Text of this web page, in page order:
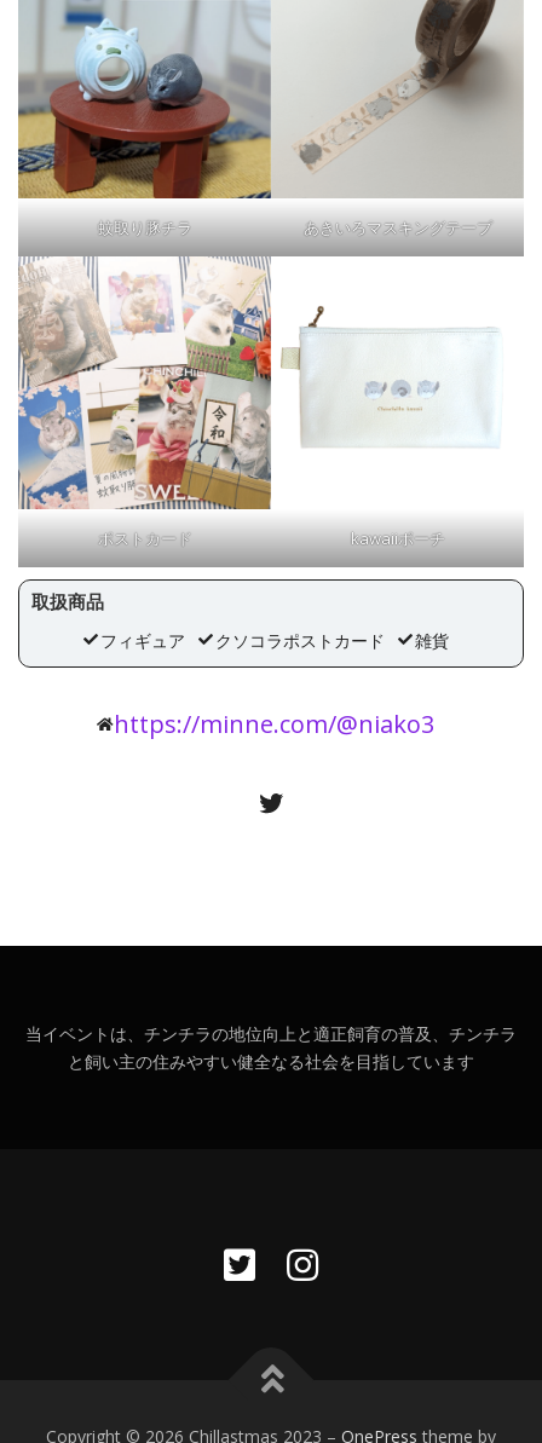
蚊取り豚チラ あきいろマスキングテープ
ポストカード kawaiiポーチ
取扱商品
フィギュア クソコラポストカード 雑貨
https://minne.com/@niako3
Twitter
当イベントは、チンチラの地位向上と適正飼育の普及、チンチラ
と飼い主の住みやすい健全なる社会を目指しています
Copyright © 2026 Chillastmas 2023 – OnePress theme by